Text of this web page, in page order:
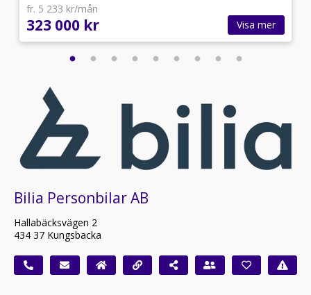
fr. 5 233 kr/mån
323 000 kr Visa mer
Bilia Personbilar AB
Hallabäcksvägen 2
434 37 Kungsbacka